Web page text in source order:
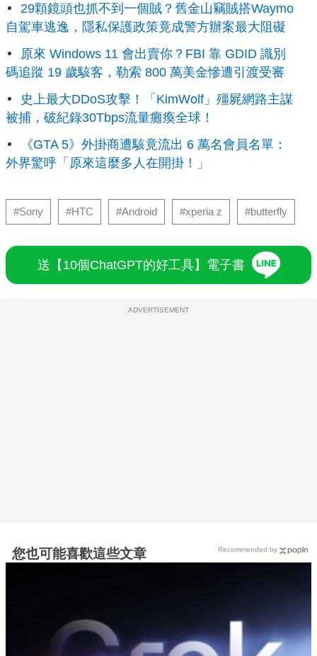
29顆鏡頭也抓不到一個賊？舊金山竊賊搭Waymo
自駕車逃逸，隱私保護政策竟成警方辦案最大阻礙
原來 Windows 11 會出賣你？FBI 靠 GDID 識別
碼追蹤 19 歲駭客，勒索 800 萬美金慘遭引渡受審
史上最大DDoS攻擊！「KimWolf」殭屍網路主謀
被捕，破紀錄30Tbps流量癱瘓全球！
《GTA 5》外掛商遭駭竟流出 6 萬名會員名單：
外界驚呼「原來這麼多人在開掛！」
#Sony #HTC #Android #xperia z #butterfly
送【10個ChatGPT的好工具】電子書
ADVERTISEMENT
您也可能喜歡這些文章 Recommended by